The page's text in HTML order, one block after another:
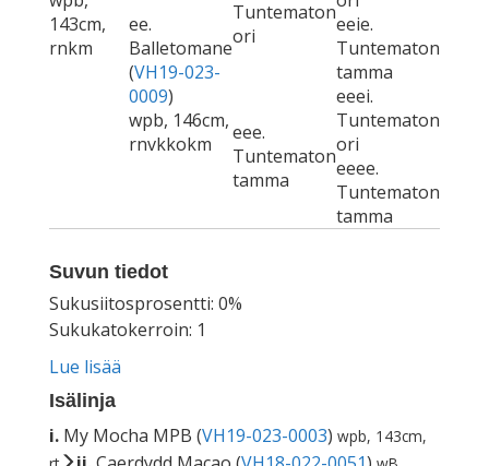
143cm,
rnkm
ee.
Balletomane
(VH19-023-
0009)
wpb, 146cm,
rnvkkokm
Tuntematon
ori
eeie.
Tuntematon
tamma
eee.
Tuntematon
tamma
eeei.
Tuntematon
ori
eeee.
Tuntematon
tamma
Suvun tiedot
Sukusiitosprosentti: 0%
Sukukatokerroin: 1
Lue lisää
Isälinja
i. My Mocha MPB (VH19-023-0003) wpb, 143cm,